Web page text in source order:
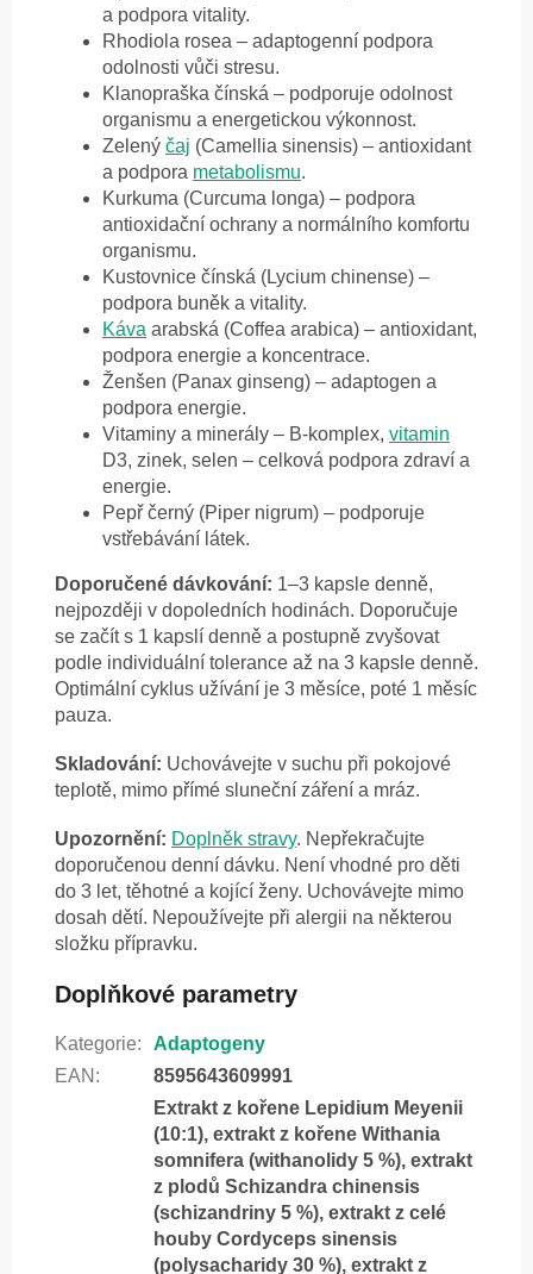
a podpora vitality.
Rhodiola rosea – adaptogenní podpora
odolnosti vůči stresu.
Klanopraška čínská – podporuje odolnost
organismu a energetickou výkonnost.
Zelený čaj (Camellia sinensis) – antioxidant
a podpora metabolismu.
Kurkuma (Curcuma longa) – podpora
antioxidační ochrany a normálního komfortu
organismu.
Kustovnice čínská (Lycium chinense) –
podpora buněk a vitality.
Káva arabská (Coffea arabica) – antioxidant,
podpora energie a koncentrace.
Ženšen (Panax ginseng) – adaptogen a
podpora energie.
Vitaminy a minerály – B-komplex, vitamin
D3, zinek, selen – celková podpora zdraví a
energie.
Pepř černý (Piper nigrum) – podporuje
vstřebávání látek.
Doporučené dávkování: 1–3 kapsle denně,
nejpozději v dopoledních hodinách. Doporučuje
se začít s 1 kapslí denně a postupně zvyšovat
podle individuální tolerance až na 3 kapsle denně.
Optimální cyklus užívání je 3 měsíce, poté 1 měsíc
pauza.
Skladování: Uchovávejte v suchu při pokojové
teplotě, mimo přímé sluneční záření a mráz.
Upozornění: Doplněk stravy. Nepřekračujte
doporučenou denní dávku. Není vhodné pro děti
do 3 let, těhotné a kojící ženy. Uchovávejte mimo
dosah dětí. Nepoužívejte při alergii na některou
složku přípravku.
Doplňkové parametry
Kategorie:
Adaptogeny
EAN :
8595643609991
Extrakt z kořene Lepidium Meyenii
(10:1), extrakt z kořene Withania
somnifera (withanolidy 5 %), extrakt
z plodů Schizandra chinensis
(schizandriny 5 %), extrakt z celé
houby Cordyceps sinensis
(polysacharidy 30 %), extrakt z